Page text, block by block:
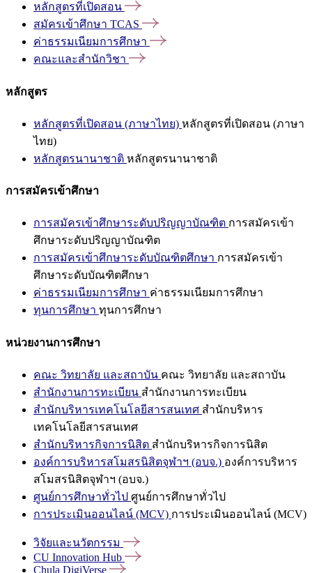
หลักสูตรที่เปิดสอน
สมัครเข้าศึกษา TCAS
ค่าธรรมเนียมการศึกษา
คณะและสำนักวิชา
หลักสูตร
หลักสูตรที่เปิดสอน (ภาษาไทย) หลักสูตรที่เปิดสอน (ภาษา
ไทย)
หลักสูตรนานาชาติ หลักสูตรนานาชาติ
การสมัครเข้าศึกษา
การสมัครเข้าศึกษาระดับปริญญาบัณฑิต การสมัครเข้า
ศึกษาระดับปริญญาบัณฑิต
การสมัครเข้าศึกษาระดับบัณฑิตศึกษา การสมัครเข้า
ศึกษาระดับบัณฑิตศึกษา
ค่าธรรมเนียมการศึกษา ค่าธรรมเนียมการศึกษา
ทุนการศึกษา ทุนการศึกษา
หน่วยงานการศึกษา
คณะ วิทยาลัย และสถาบัน คณะ วิทยาลัย และสถาบัน
สำนักงานการทะเบียน สำนักงานการทะเบียน
สำนักบริหารเทคโนโลยีสารสนเทศ สำนักบริหาร
เทคโนโลยีสารสนเทศ
สำนักบริหารกิจการนิสิต สำนักบริหารกิจการนิสิต
องค์การบริหารสโมสรนิสิตจุฬาฯ (อบจ.) องค์การบริหาร
สโมสรนิสิตจุฬาฯ (อบจ.)
ศูนย์การศึกษาทั่วไป ศูนย์การศึกษาทั่วไป
การประเมินออนไลน์ (MCV) การประเมินออนไลน์ (MCV)
วิจัยและนวัตกรรม
CU Innovation Hub
Chula DigiVerse